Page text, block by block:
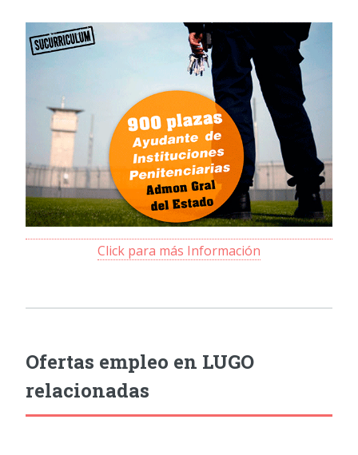
Click para más Información
Ofertas empleo en LUGO
relacionadas